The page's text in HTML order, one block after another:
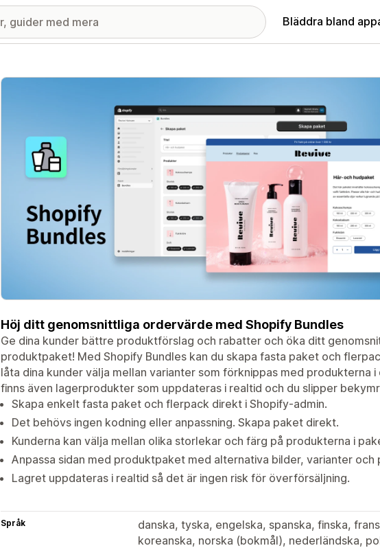
Bläddra bland
Galleri med utvalda bilder
Höj ditt genomsnittliga ordervärde med Shopify Bundles
Ge dina kunder bättre produktförslag och rabatter och öka ditt
produktpaket! Med Shopify Bundles kan du skapa fasta paket och
låta dina kunder välja mellan varianter som förknippas med produkterna
finns även lagerprodukter som uppdateras i realtid och du slipper
Skapa enkelt fasta paket och flerpack direkt i Shopify-admin.
Det behövs ingen kodning eller anpassning. Skapa paket direkt.
Kunderna kan välja mellan olika storlekar och färg på produkterna i
Anpassa sidan med produktpaket med alternativa bilder, varianter och
Lagret uppdateras i realtid så det är ingen risk för överförsäljning.
Språk
danska, tyska, engelska, spanska, finska,
koreanska, norska (bokmål), nederländska,